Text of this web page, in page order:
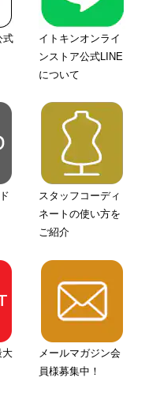
式
イトキンオンライ
ンストア公式LINE
について
スタッフコーディ
ネートの使い方を
ご紹介
大
メールマガジン会
員様募集中！